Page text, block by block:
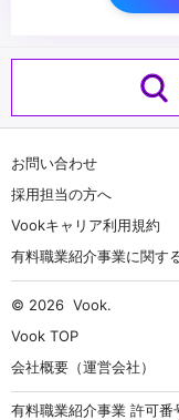
お問い合わせ
採用担当の方へ
Vookキャリア利用規約
有料職業紹介事業に関す
© 2026 Vook.
Vook TOP
会社概要（運営会社）
有料職業紹介事業 許可